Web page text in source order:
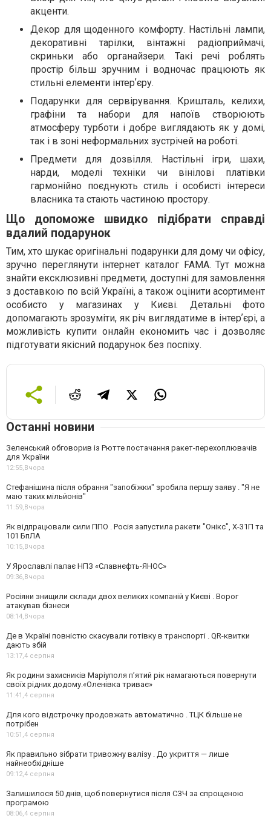
акценти.
Декор для щоденного комфорту. Настільні лампи,
декоративні тарілки, вінтажні радіоприймачі,
скриньки або органайзери. Такі речі роблять
простір більш зручним і водночас працюють як
стильні елементи інтерʼєру.
Подарунки для сервірування. Кришталь, келихи,
графіни та набори для напоїв створюють
атмосферу турботи і добре виглядають як у домі,
так і в зоні неформальних зустрічей на роботі.
Предмети для дозвілля. Настільні ігри, шахи,
нарди, моделі техніки чи вінілові платівки
гармонійно поєднують стиль і особисті інтереси
власника та стають частиною простору.
Що допоможе швидко підібрати справді
вдалий подарунок
Тим, хто шукає оригінальні подарунки для дому чи офісу,
зручно переглянути інтернет каталог FAMA. Тут можна
знайти ексклюзивні предмети, доступні для замовлення
з доставкою по всій Україні, а також оцінити асортимент
особисто у магазинах у Києві. Детальні фото
допомагають зрозуміти, як річ виглядатиме в інтерʼєрі, а
можливість купити онлайн економить час і дозволяє
підготувати якісний подарунок без поспіху.
Останні новини
Зеленський обговорив із Рютте постачання ракет-перехоплювачів
для України
12:55,Вчора
Стефанішина після обрання "запобіжки" зробила першу заяву . "Я не
маю таких мільйонів"
11:59,Вчора
Як відпрацювали сили ППО . Росія запустила ракети "Онікс", Х-31П та
101 БпЛА
10:15,Вчора
У Ярославлі палає НПЗ «Славнєфть-ЯНОС»
09:36,Вчора
Росіяни знищили склади двох великих компаній у Києві . Ворог
атакував бізнеси
08:14,Вчора
Де в Україні повністю скасували готівку в транспорті . QR-квитки
дають збій
13:17,4 серпня
Як родини захисників Маріуполя пʼятий рік намагаються повернути
своїх рідних додому.«Оленівка триває»
11:41,4 серпня
Для кого відстрочку продовжать автоматично . ТЦК більше не
потрібен
10:51,4 серпня
Як правильно зібрати тривожну валізу . До укриття — лише
найнеобхідніше
09:12,4 серпня
Залишилося 50 днів, щоб повернутися після СЗЧ за спрощеною
програмою
08:06,4 серпня